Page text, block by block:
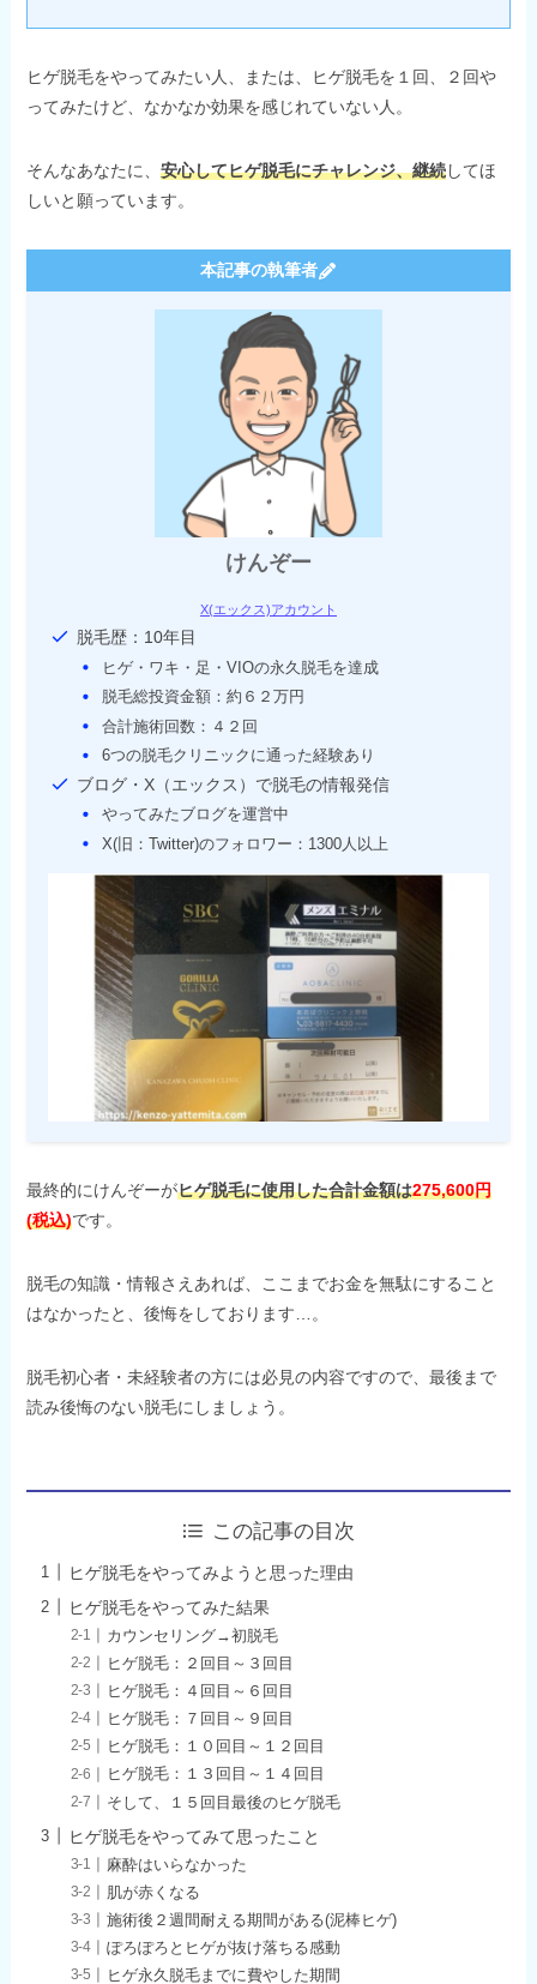
ヒゲ脱毛をやってみたい人、または、ヒゲ脱毛を１回、２回や
ってみたけど、なかなか効果を感じれていない人。
そんなあなたに、安心してヒゲ脱毛にチャレンジ、継続してほ
しいと願っています。
本記事の執筆者
けんぞー
X(エックス)アカウント
脱毛歴：10年目
ヒゲ・ワキ・足・VIOの永久脱毛を達成
脱毛総投資金額：約６２万円
合計施術回数：４２回
6つの脱毛クリニックに通った経験あり
ブログ・X（エックス）で脱毛の情報発信
やってみたブログを運営中
X(旧：Twitter)のフォロワー：1300人以上
最終的にけんぞーがヒゲ脱毛に使用した合計金額は275,600円
(税込)です。
脱毛の知識・情報さえあれば、ここまでお金を無駄にすること
はなかったと、後悔をしております…。
脱毛初心者・未経験者の方には必見の内容ですので、最後まで
読み後悔のない脱毛にしましょう。
この記事の目次
ヒゲ脱毛をやってみようと思った理由
ヒゲ脱毛をやってみた結果
カウンセリング→初脱毛
ヒゲ脱毛：２回目～３回目
ヒゲ脱毛：４回目～６回目
ヒゲ脱毛：７回目～９回目
ヒゲ脱毛：１０回目～１２回目
ヒゲ脱毛：１３回目～１４回目
そして、１５回目最後のヒゲ脱毛
ヒゲ脱毛をやってみて思ったこと
麻酔はいらなかった
肌が赤くなる
施術後２週間耐える期間がある(泥棒ヒゲ)
ぽろぽろとヒゲが抜け落ちる感動
ヒゲ永久脱毛までに費やした期間